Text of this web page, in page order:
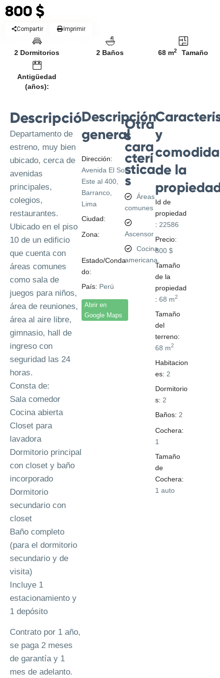
800 $
Compartir Imprimir
2 Dormitorios 2 Baños 68 m2 Tamaño
Antigüedad
(años):
Descripción
Departamento de
estreno, muy bien
ubicado, cerca de
avenidas
principales,
colegios,
restaurantes.
Ubicado en el piso
10 de un edificio
que cuenta con
áreas comunes
como sala de
juegos para niños,
área de reuniones,
área al aire libre,
gimnasio, hall de
ingreso con
seguridad las 24
horas.
Consta de:
Sala comedor
Cocina abierta
Closet para
lavadora
Dormitorio principal
con closet y baño
incorporado
Dormitorio
secundario con
closet
Baño completo
(para el dormitorio
secundario y de
visita)
Incluye 1
estacionamiento y
1 depósito
Contrato por 1 año,
se paga 2 meses
de garantía y 1
mes de adelanto.
Descripción
general
Dirección:
Avenida El Sol
Este al 400,
Barranco,
Lima
Ciudad:
Zona:
Estado/Conda
do:
País: Perú
Abrir en
Google Maps
Otra
s
cara
cterí
stica
s
Áreas
comunes
Ascensor
Cocina
americana
y
de la
Id de
propiedad
: 22586
Precio:
800 $
Tamaño
de la
propiedad
: 68 m2
Tamaño
del
terreno:
68 m2
Habitacion
es: 2
Dormitorio
s: 2
Baños: 2
Cochera:
1
Tamaño
de
Cochera:
1 auto